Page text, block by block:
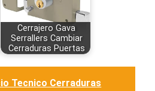
Cerrajero Gava
Serrallers Cambiar
Cerraduras Puertas
Tecnico Cerraduras